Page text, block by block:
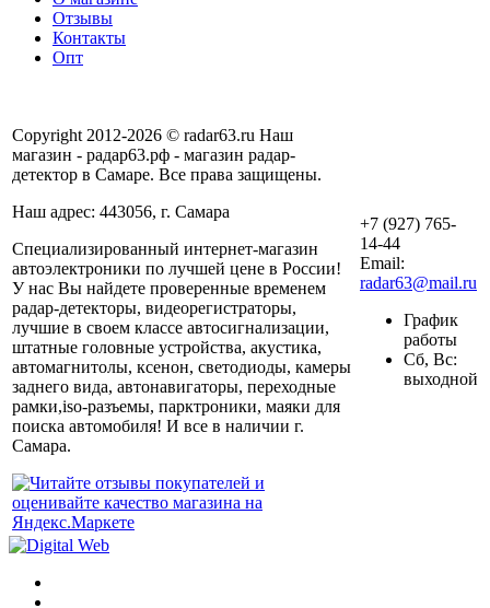
Отзывы
Контакты
Опт
Copyright 2012-2026 © radar63.ru Наш
магазин - радар63.рф - магазин радар-
детектор в Самаре. Все права защищены.
Наш адрес: 443056, г. Самара
Специализированный интернет-магазин
автоэлектроники по лучшей цене в России!
У нас Вы найдете проверенные временем
радар-детекторы, видеорегистраторы,
лучшие в своем классе автосигнализации,
штатные головные устройства, акустика,
автомагнитолы, ксенон, светодиоды, камеры
заднего вида, автонавигаторы, переходные
рамки,iso-разъемы, парктроники, маяки для
поиска автомобиля! И все в наличии г.
Самара.
+7 (927) 765-
14-44
Email:
radar63@mail.ru
График
работы
Сб, Вс:
выходной